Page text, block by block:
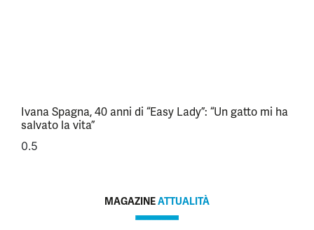
Ivana Spagna, 40 anni di “Easy Lady”: “Un gatto mi ha
salvato la vita”
MAGAZINEATTUALITÀ